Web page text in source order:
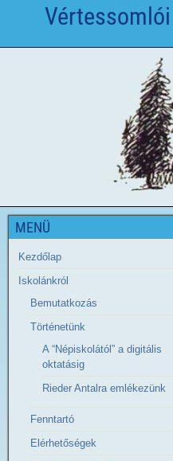
MENÜ
Kezdőlap
Iskolánkról
Bemutatkozás
Történetünk
A “Népiskolától” a digitális
oktatásig
Rieder Antalra emlékezünk
Fenntartó
Elérhetőségek